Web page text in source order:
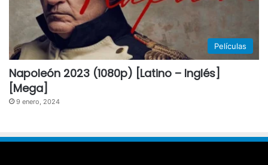
Películas
Napoleón 2023 (1080p) [Latino – Inglés]
[Mega]
9 enero, 2024